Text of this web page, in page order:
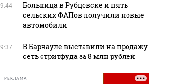
9:44
Больница в Рубцовске и пять
сельских ФАПов получили новые
автомобили
9:37
В Барнауле выставили на продажу
сеть стритфуда за 8 млн рублей
РЕКЛАМА